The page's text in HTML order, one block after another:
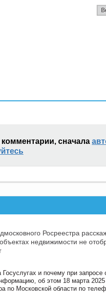
сначала
Росреестра
недвижимости не
и почему при запросе
об этом 18 марта 2025
по Московской области по